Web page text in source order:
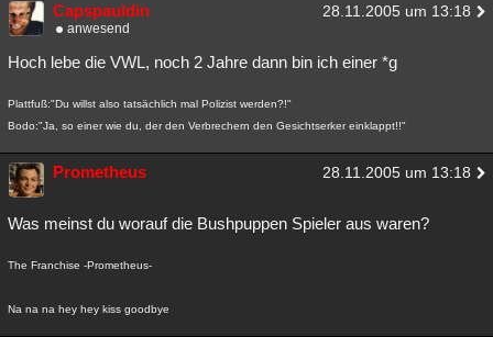
Capspauldin 28.11.2005 um 13:18
anwesend
Hoch lebe die VWL, noch 2 Jahre dann bin ich einer *g
Plattfuß:"Du willst also tatsächlich mal Polizist werden?!"
Bodo:"Ja, so einer wie du, der den Verbrechern den Gesichtserker einklappt!!"
Prometheus 28.11.2005 um 13:18
Was meinst du worauf die Bushpuppen Spieler aus waren?
The Franchise -Prometheus-
Na na na hey hey kiss goodbye